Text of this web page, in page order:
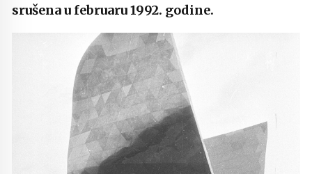
srušena u februaru 1992. godine.